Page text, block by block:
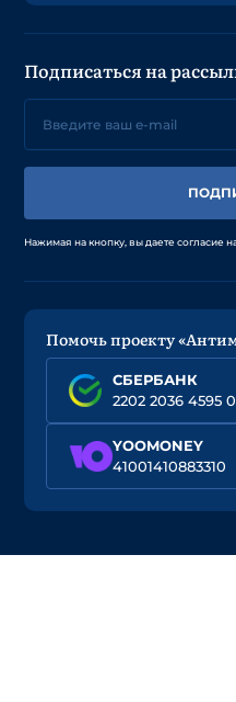
Подписаться на
Нажимая на кнопку, вы даете согласие
Помочь проекту
СБЕРБАНК
2202 2036 4595
YOOMONEY
41001410883310